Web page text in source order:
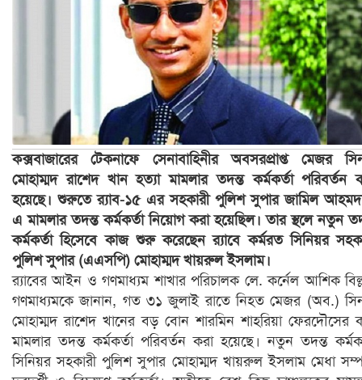
কক্সবাজারের টেকনাফে সেনাবাহিনীর অবসরপ্রাপ্ত মেজর
মোহাম্মদ রাশেদ খান হত্যা মামলার তদন্ত কর্মকর্তা পরিবর্তন
হয়েছে। শুরুতে র‌্যাব-১৫ এর সহকারী পুলিশ সুপার জামিল
এ মামলার তদন্ত কর্মকর্তা নিয়োগ করা হয়েছিল। তার স্থলে নতুন
কর্মকর্তা হিসেবে কাজ শুরু করেছেন র‌্যাবে কর্মরত সিনিয়র
পুলিশ সুপার (এএসপি) মোহাম্মদ খায়রুল ইসলাম।
র‌্যাবের আইন ও গণমাধ্যম শাখার পরিচালক লে. কর্নেল আশিক
গণমাধ্যমকে জানান, গত ৩১ জুলাই রাতে নিহত মেজর (অব.)
মোহাম্মদ রাশেদ খানের বড় বোন শারমিন শাহরিয়া ফেরদৌসের
মামলার তদন্ত কর্মকর্তা পরিবর্তন করা হয়েছে। নতুন তদন্ত
সিনিয়র সহকারী পুলিশ সুপার মোহাম্মদ খায়রুল ইসলাম মেধা